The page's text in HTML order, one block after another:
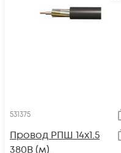
531375
Провод РПШ 14х1.5
380В (м)